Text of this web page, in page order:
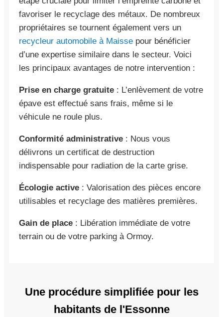
favoriser le recyclage des métaux. De nombreux
propriétaires se tournent également vers un
recycleur automobile à Maisse pour bénéficier
d’une expertise similaire dans le secteur. Voici
les principaux avantages de notre intervention :
Prise en charge gratuite : L’enlèvement de votre
épave est effectué sans frais, même si le
véhicule ne roule plus.
Conformité administrative : Nous vous
délivrons un certificat de destruction
indispensable pour radiation de la carte grise.
Écologie active : Valorisation des pièces encore
utilisables et recyclage des matières premières.
Gain de place : Libération immédiate de votre
terrain ou de votre parking à Ormoy.
Une procédure simplifiée pour les
habitants de l'Essonne